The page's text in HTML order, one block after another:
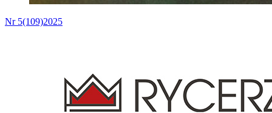
Nr 5(109)2025